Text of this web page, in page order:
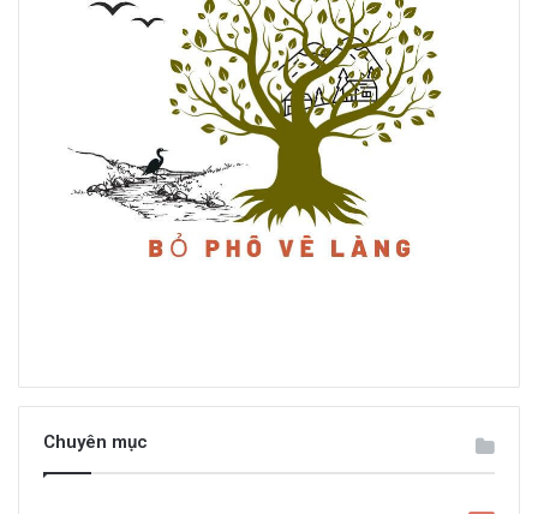
Chuyên mục